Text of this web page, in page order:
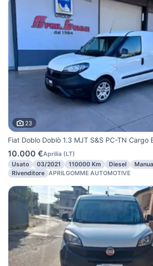
23
Fiat Doblo Doblò 1.3 MJT S&S PC-TN Cargo
10.000 €Aprilia (LT)
Usato
03/2021 110000 Km Diesel
Rivenditore APRILGOMME AUTOMOTIVE